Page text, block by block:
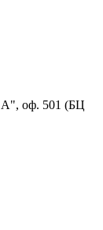
оф. 501 (БЦ